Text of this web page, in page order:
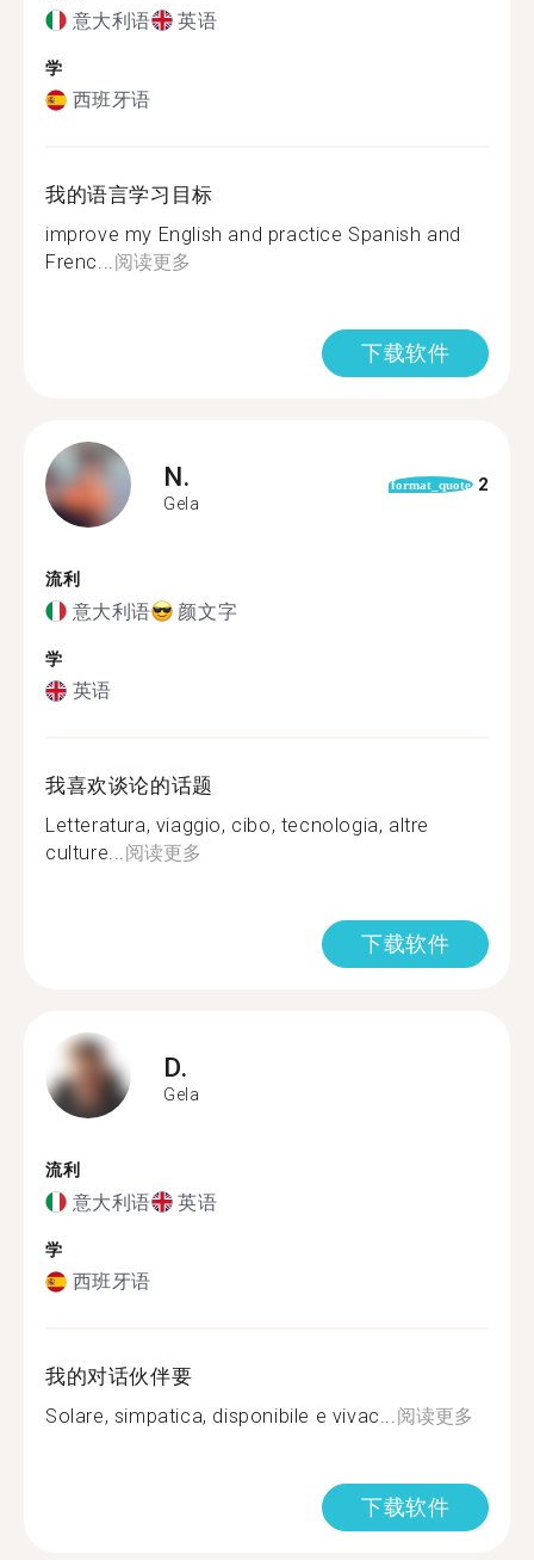
意大利语 英语
学
西班牙语
我的语言学习目标
improve my English and practice Spanish and
Frenc...阅读更多
下载软件
N.
Gela
format_quote 2
流利
意大利语 颜文字
学
英语
我喜欢谈论的话题
Letteratura, viaggio, cibo, tecnologia, altre
culture...阅读更多
下载软件
D.
Gela
流利
意大利语 英语
学
西班牙语
我的对话伙伴要
Solare, simpatica, disponibile e vivac...阅读更多
下载软件